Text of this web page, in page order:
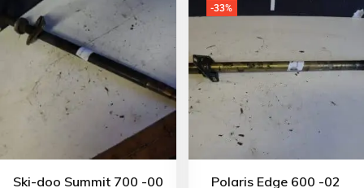
Ski-doo Summit 700 -00
-33%
Polaris Edge 600 -02